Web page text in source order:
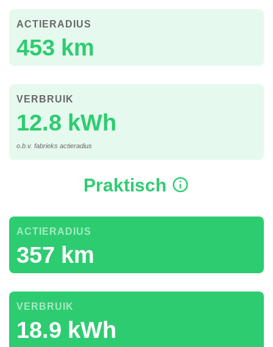
453 km
ACTIERADIUS
12.8 kWh
VERBRUIK
o.b.v. fabrieks actieradius
Praktisch
357 km
ACTIERADIUS
18.9 kWh
VERBRUIK